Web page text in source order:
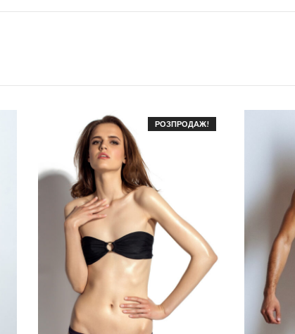
РОЗПРОДАЖ!